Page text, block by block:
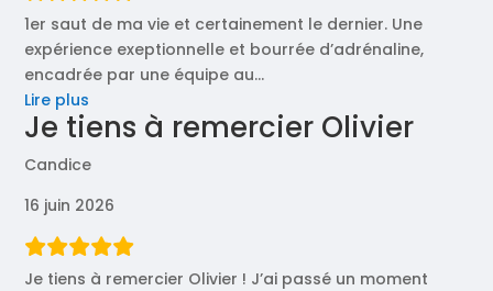
1er saut de ma vie et certainement le dernier. Une
expérience exeptionnelle et bourrée d’adrénaline,
encadrée par une équipe au…
Lire plus
saut
ma
vie »
Je tiens à remercier Olivier
Candice
16 juin 2026
Je tiens à remercier Olivier ! J’ai passé un moment